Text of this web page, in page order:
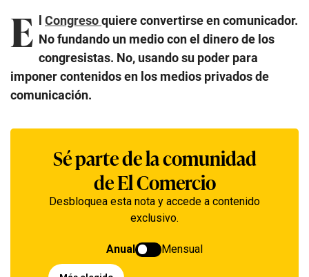
E Congresoquiere convertirse en comunicador.
No fundando un medio con el dinero de los
congresistas. No, usando su poder para
imponer contenidos en los medios privados de
comunicación.